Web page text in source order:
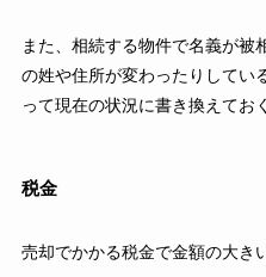
また、相続する物件で名義が被
の姓や住所が変わったりしてい
って現在の状況に書き換えてお
税金
売却でかかる税金で金額の大き